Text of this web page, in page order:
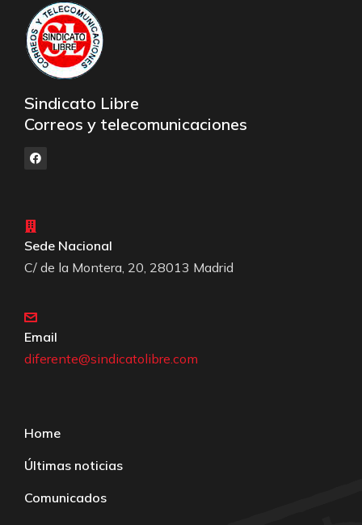
Sindicato Libre
Correos y telecomunicaciones
Sede Nacional
C/ de la Montera, 20, 28013 Madrid
Email
diferente@sindicatolibre.com
Home
Últimas noticias
Comunicados